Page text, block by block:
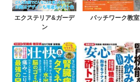
エクステリア&ガーデ
ン
パッチワーク教室